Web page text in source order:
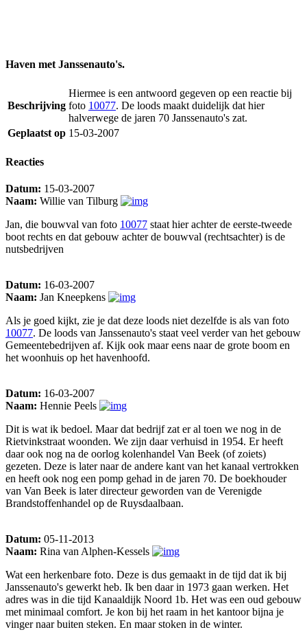
Haven met Janssenauto's.
Beschrijving
Hiermee is een antwoord gegeven op een reactie bij
foto 10077. De loods maakt duidelijk dat hier
halverwege de jaren 70 Janssenauto's zat.
Geplaatst op 15-03-2007
Reacties
Datum: 15-03-2007
Naam: Willie van Tilburg
Jan, die bouwval van foto 10077 staat hier achter de eerste-tweede
boot rechts en dat gebouw achter de bouwval (rechtsachter) is de
nutsbedrijven
Datum: 16-03-2007
Naam: Jan Kneepkens
Als je goed kijkt, zie je dat deze loods niet dezelfde is als van foto
10077. De loods van Janssenauto's staat veel verder van het gebouw
Gemeentebedrijven af. Kijk ook maar eens naar de grote boom en
het woonhuis op het havenhoofd.
Datum: 16-03-2007
Naam: Hennie Peels
Dit is wat ik bedoel. Maar dat bedrijf zat er al toen we nog in de
Rietvinkstraat woonden. We zijn daar verhuisd in 1954. Er heeft
daar ook nog na de oorlog kolenhandel Van Beek (of zoiets)
gezeten. Deze is later naar de andere kant van het kanaal vertrokken
en heeft ook nog een pomp gehad in de jaren 70. De boekhouder
van Van Beek is later directeur geworden van de Verenigde
Brandstoffenhandel op de Ruysdaalbaan.
Datum: 05-11-2013
Naam: Rina van Alphen-Kessels
Wat een herkenbare foto. Deze is dus gemaakt in de tijd dat ik bij
Janssenauto's gewerkt heb. Ik ben daar in 1973 gaan werken. Het
adres was in die tijd Kanaaldijk Noord 1b. Het was een oud gebouw
met minimaal comfort. Je kon bij het raam in het kantoor bijna je
vinger naar buiten steken. En maar stoken in de winter.